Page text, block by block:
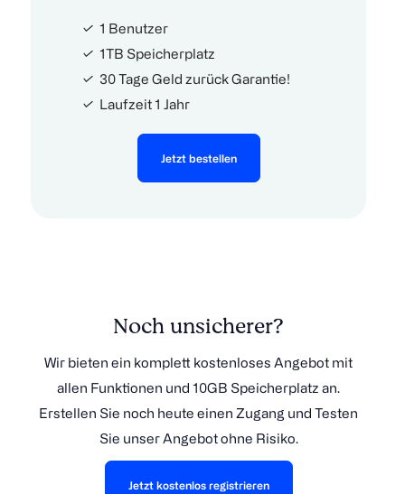
1 Benutzer
1TB Speicherplatz
30 Tage Geld zurück Garantie!
Laufzeit 1 Jahr
Jetzt bestellen
Noch unsicherer?
Wir bieten ein komplett kostenloses Angebot mit
allen Funktionen und 10GB Speicherplatz an.
Erstellen Sie noch heute einen Zugang und Testen
Sie unser Angebot ohne Risiko.
Jetzt kostenlos registrieren